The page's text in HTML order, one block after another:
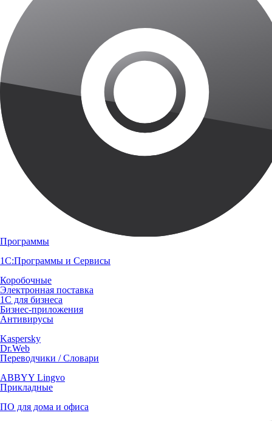
Программы
1С:Программы и Сервисы
Коробочные
Электронная поставка
1С для бизнеса
Бизнес-приложения
Антивирусы
Kaspersky
Dr.Web
Переводчики / Словари
ABBYY Lingvo
Прикладные
ПО для дома и офиса